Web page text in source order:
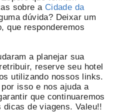
sobre a Cidade da
dúvida? Deixar um
que responderemos
a planejar sua
reserve seu hotel
utilizando nossos links.
isso e nos ajuda a
que continuaremos
de viagens. Valeu!!